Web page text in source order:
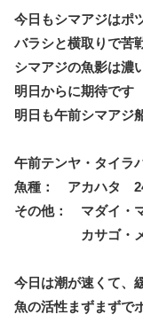
今日もシマアジはポ
バラシと横取りで苦
シマアジの魚影は濃
明日からに期待です
明日も午前シマアジ
午前テンヤ・タイラ
魚種： アカハタ
その他： マダイ・
カサゴ・メイ
今日は潮が速くて、
魚の活性まずまずで